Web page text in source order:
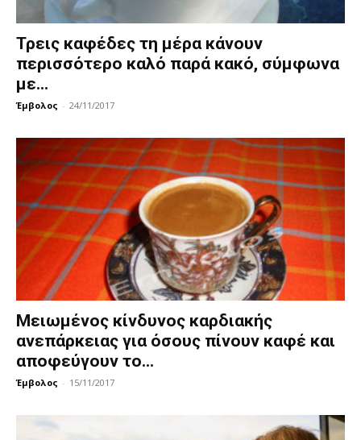
Τρεις καφέδες τη μέρα κάνουν
περισσότερο καλό παρά κακό, σύμφωνα
με...
Έμβολος - 24/11/2017
Μειωμένος κίνδυνος καρδιακής
ανεπάρκειας για όσους πίνουν καφέ και
αποφεύγουν το...
Έμβολος - 15/11/2017